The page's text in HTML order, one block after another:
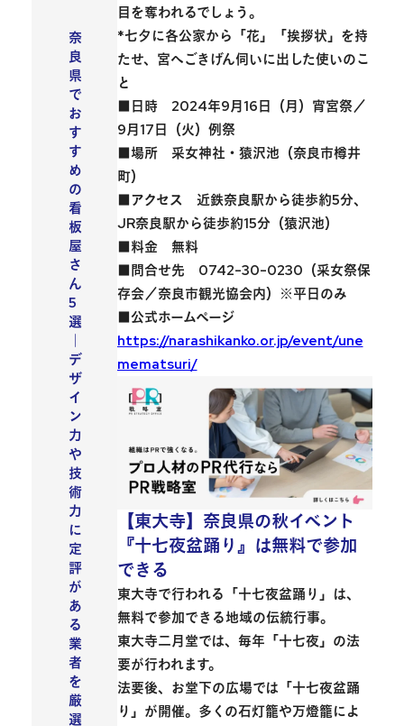
目を奪われるでしょう。
*七夕に各公家から「花」「挨拶状」を持
たせ、宮へごきげん伺いに出した使いのこ
と
■日時 2024年9月16日（月）宵宮祭／
9月17日（火）例祭
■場所 采女神社・猿沢池（奈良市樽井
町）
■アクセス 近鉄奈良駅から徒歩約5分、
JR奈良駅から徒歩約15分（猿沢池）
■料金 無料
■問合せ先 0742-30-0230（采女祭保
存会／奈良市観光協会内）※平日のみ
■公式ホームページ
https://narashikanko.or.jp/event/une
mematsuri/
【東大寺】奈良県の秋イベント
『十七夜盆踊り』は無料で参加
できる
東大寺で行われる「十七夜盆踊り」 は、
無料で参加できる地域の伝統行事。
東大寺二月堂では、毎年「十七夜」の法
要が行われます。
法要後、お堂下の広場では「十七夜盆踊
り」が開催。多くの石灯籠や万燈籠によ
奈
良
県
で
お
す
す
め
の
看
板
屋
さ
ん
5
選
デ
ザ
イ
ン
力
や
技
術
力
に
定
評
が
あ
る
業
者
を
厳
選